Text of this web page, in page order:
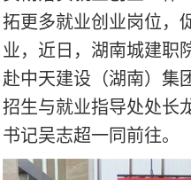
拓更多就业创业岗位，
业，近日，湖南城建职
赴中天建设（湖南）集
招生与就业指导处处长
书记吴志超一同前往。